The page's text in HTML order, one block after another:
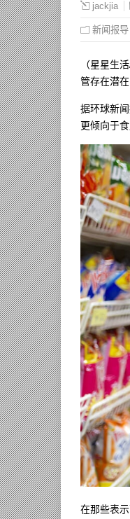
jackjia
新闻报导
（星星生
管存在潜
据环球新
更倾向于
在那些表